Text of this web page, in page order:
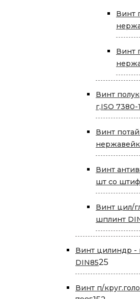
Винт
Винт
Винт
г,ISO 7380-
Винт
Винт
шт со
Винт цил/
шплинт
Винт цилиндр -
DIN8525
Винт п/